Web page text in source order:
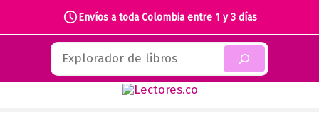
Envíos a toda Colombia entre 1 y 3 días
contenido
Buscar